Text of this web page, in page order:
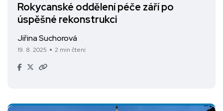
Rokycanské oddělení péče září po
úspěšné rekonstrukci
Jiřina Suchorová
19. 8. 2025 2 min čtení